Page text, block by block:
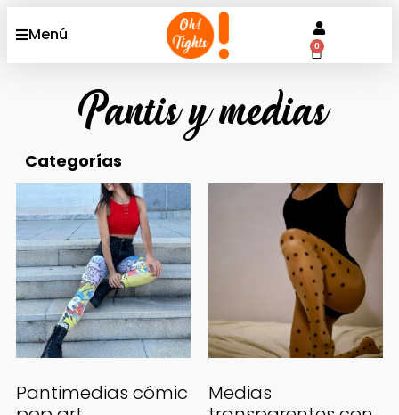
Menú
0
Pantis y medias
Categorías
Pantimedias cómic
Medias